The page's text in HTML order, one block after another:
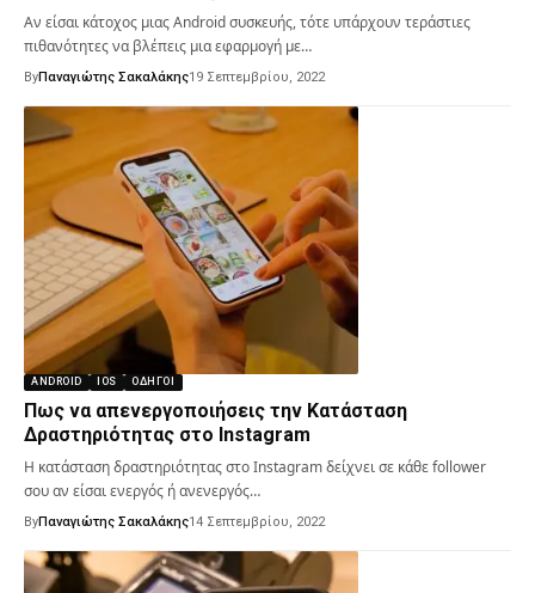
Αν είσαι κάτοχος μιας Android συσκευής, τότε υπάρχουν τεράστιες
πιθανότητες να βλέπεις μια εφαρμογή με…
ByΠαναγιώτης Σακαλάκης19 Σεπτεμβρίου, 2022
ANDROID IOS ΟΔΗΓΟΊ
Πως να απενεργοποιήσεις την Κατάσταση
Δραστηριότητας στο Instagram
Η κατάσταση δραστηριότητας στο Instagram δείχνει σε κάθε follower
σου αν είσαι ενεργός ή ανενεργός…
ByΠαναγιώτης Σακαλάκης14 Σεπτεμβρίου, 2022